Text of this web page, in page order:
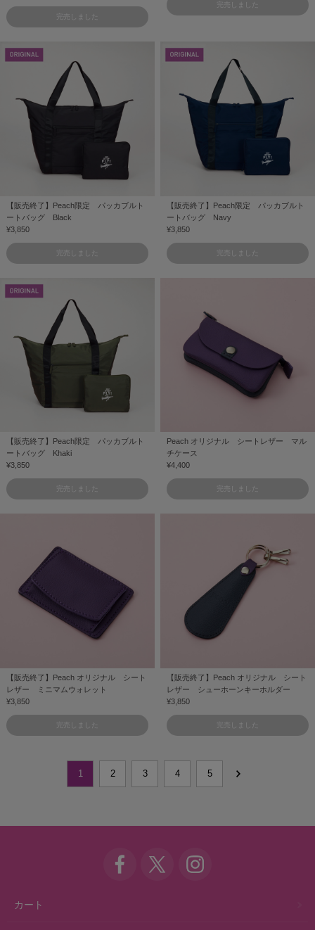
完売しました
完売しました
【販売終了】Peach限定 パッカブルト
ートバッグ Black
¥3,850
完売しました
【販売終了】Peach限定 パッカブルト
ートバッグ Navy
¥3,850
完売しました
【販売終了】Peach限定 パッカブルト
ートバッグ Khaki
¥3,850
完売しました
Peach オリジナル シートレザー マル
チケース
¥4,400
完売しました
【販売終了】Peach オリジナル シート
レザー ミニマムウォレット
¥3,850
完売しました
【販売終了】Peach オリジナル シート
レザー シューホーンキーホルダー
¥3,850
完売しました
1 2 3 4 5
カート